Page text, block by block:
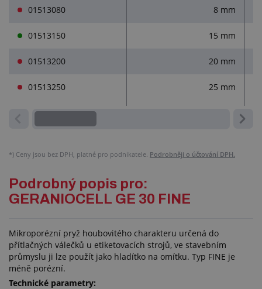
01513080 8 mm
01513150 15 mm
01513200 20 mm
01513250 25 mm
*) Ceny jsou bez DPH, platné pro podnikatele. Podrobněji o účtování DPH.
Podrobný popis pro:
GERANIOCELL GE 30 FINE
Mikroporézní pryž houbovitého charakteru určená do
přítlačných válečků u etiketovacích strojů, ve stavebním
průmyslu ji lze použít jako hladítko na omítku. Typ FINE je
méně porézní.
Technické parametry: